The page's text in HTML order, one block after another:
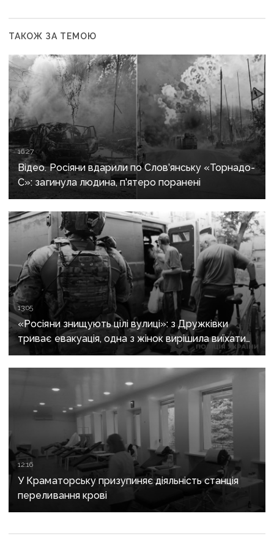
ТАКОЖ ЗА ТЕМОЮ
16:27
Відео. Росіяни вдарили по Слов’янську «Торнадо-
С»: загинула людина, п’ятеро поранені
13:05
«Росіяни знищують цілі вулиці»: з Дружківки
триває евакуація, одна з жінок вирішила виїхати
після загибелі чоловіка
12:16
У Краматорську призупиняє діяльність станція
переливання крові